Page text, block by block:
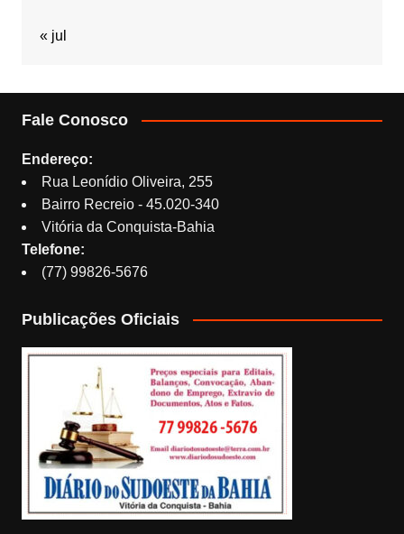
« jul
Fale Conosco
Endereço:
Rua Leonídio Oliveira, 255
Bairro Recreio - 45.020-340
Vitória da Conquista-Bahia
Telefone:
(77) 99826-5676
Publicações Oficiais